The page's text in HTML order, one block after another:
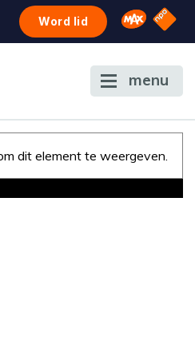
Word lid Omroep
NPO
menu
dit element te weergeven.